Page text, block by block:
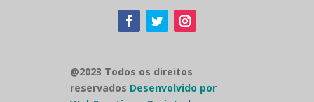
@2023 Todos os direitos
reservados Desenvolvido por